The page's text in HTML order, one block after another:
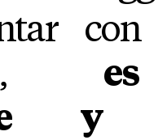
con
y